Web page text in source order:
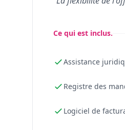
Ce qui est inclus.
Assistance
Registre des
Logiciel de